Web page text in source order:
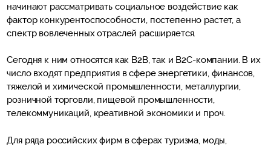
начинают рассматривать социальное воздействие как
фактор конкурентоспособности, постепенно растет, а
спектр вовлеченных отраслей расширяется.
Сегодня к ним относятся как B2B, так и B2C-компании. В их
число входят предприятия в сфере энергетики, финансов,
тяжелой и химической промышленности, металлургии,
розничной торговли, пищевой промышленности,
телекоммуникаций, креативной экономики и проч.
Для ряда российских фирм в сферах туризма, моды,